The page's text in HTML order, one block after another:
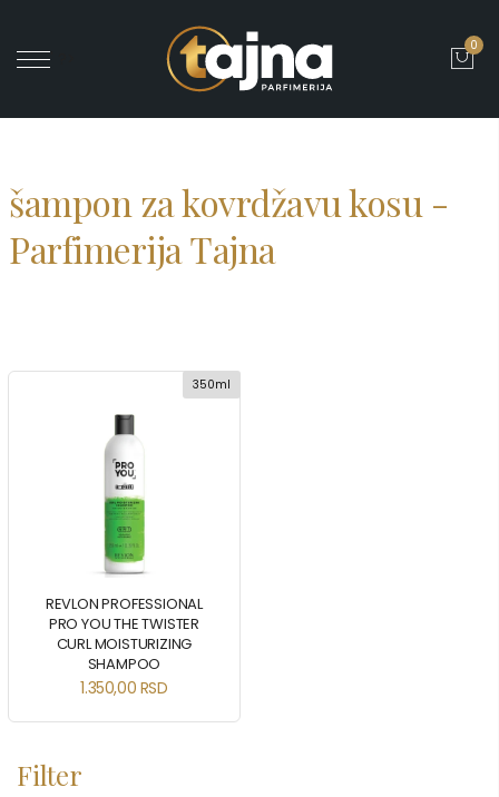
0
šampon za kovrdžavu kosu -
Parfimerija Tajna
350ml
REVLON PROFESSIONAL
PRO YOU THE TWISTER
CURL MOISTURIZING
SHAMPOO
1.350,00 RSD
Filter